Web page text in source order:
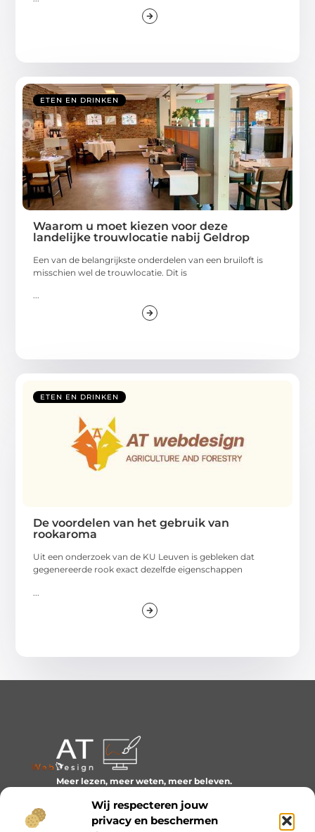
Wij respecteren jouw
privacy en beschermen
ETEN EN DRINKEN
Waarom u moet kiezen voor deze
landelijke trouwlocatie nabij Geldrop
Een van de belangrijkste onderdelen van een bruiloft is
misschien wel de trouwlocatie. Dit is
...
ETEN EN DRINKEN
De voordelen van het gebruik van
rookaroma
Uit een onderzoek van de KU Leuven is gebleken dat
gegenereerde rook exact dezelfde eigenschappen
Meer lezen, meer weten, meer beleven.
het dagelijks leven boeiend maakt.